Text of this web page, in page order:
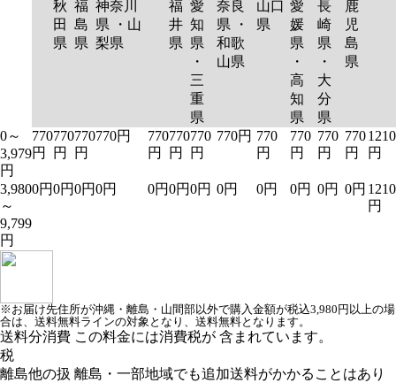
秋
田
県
福
島
県
神奈川
県 ・山
梨県
福
井
県
愛
知
県
・
三
重
県
奈良
県 ・
和歌
山県
山口
県
愛
媛
県
・
高
知
県
長
崎
県
・
大
分
県
鹿
児
島
県
0～
3,979
円
770
円
770
円
770
円
770円
770
円
770
円
770
円
770円 770
円
770
円
770
円
770
円
1210
円
3,980
～
9,799
円
0円0円0円0円 0円0円0円 0円 0円 0円 0円 0円 1210
円
※お届け先住所が沖縄・離島・山間部以外で購入金額が税込3,980円以上の場
合は、送料無料ラインの対象となり、送料無料となります。
送料分消費
税
この料金には消費税が 含まれています。
離島他の扱 離島・一部地域でも追加送料がかかることはあり